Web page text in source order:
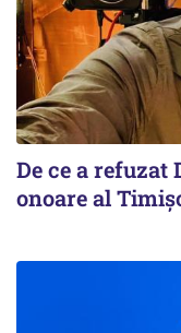
De ce a refuzat
onoare al